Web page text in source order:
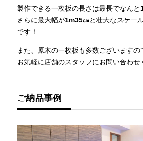
製作できる一枚板の長さは最長でなんと
さらに最大幅が1m35㎝と壮大なスケー
です！
また、原木の一枚板も多数ございますの
お気軽に店舗のスタッフにお問い合わせ
ご納品事例